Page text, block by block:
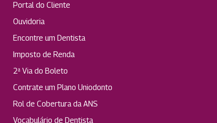
Portal do Cliente
Ouvidoria
Encontre um Dentista
Imposto de Renda
2ª Via do Boleto
Contrate um Plano Uniodonto
Rol de Cobertura da ANS
Vocabulário de Dentista